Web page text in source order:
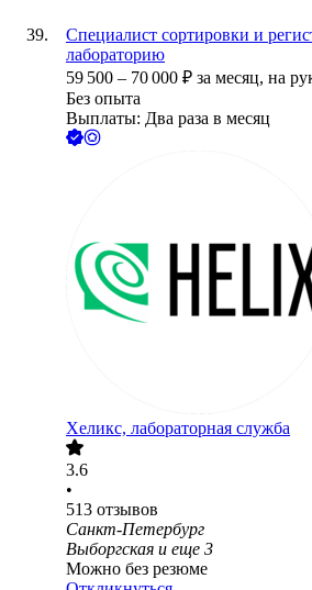
Специалист сортировки и
лабораторию
59 500 – 70 000 ₽ за месяц, на
Без опыта
Выплаты: Два раза в месяц
Хеликс, лабораторная служба
3.6
•
513 отзывов
Санкт-Петербург
Выборгская и еще 3
Можно без резюме